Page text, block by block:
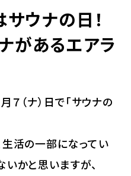
サウナの日！
があるエアラ
７（ナ）日で「サウナの
活の一部になってい
かと思いますが、